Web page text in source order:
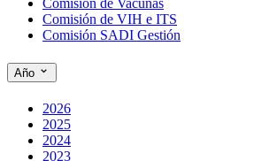
Comisión de Vacunas
Comisión de VIH e ITS
Comisión SADI Gestión
Año
2026
2025
2024
2023